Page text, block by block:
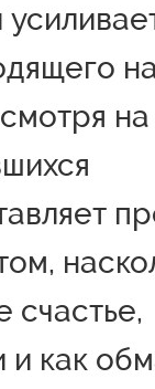
на
счастье,
как